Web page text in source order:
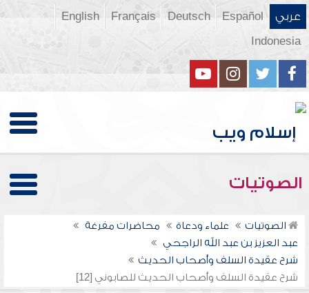
عربي Español
Deutsch
Français
English
Indonesia
الصوتيات
الصوتيات علماء ودعاة
محاضرات مفرغة
عبد العزيز بن عبد الله الراجحي
شرح عقيدة السلف وأصحاب الحديث
شرح عقيدة السلف وأصحاب الحديث للصابوني [12]